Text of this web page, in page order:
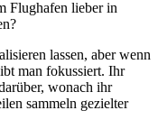
Flughafen lieber in
lassen, aber wenn
man fokussiert. Ihr
wonach ihr
sammeln gezielter